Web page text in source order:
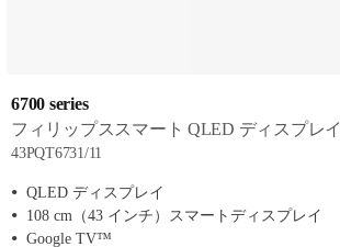
6700 series
フィリップススマート QLED ディスプレイ
43PQT6731/11
QLED ディスプレイ
108 cm（43 インチ）スマートディスプレイ
Google TV™